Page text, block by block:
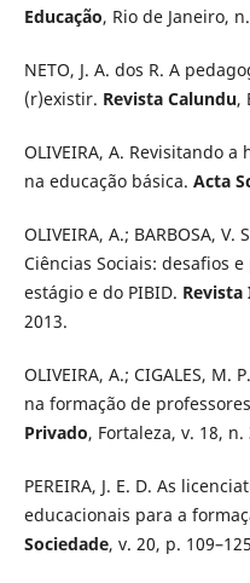
Educação, Rio de Janeiro,
NETO, J. A. dos R. A
(r)existir. Revista Calundu,
OLIVEIRA, A. Revisitando
na educação básica. Acta
OLIVEIRA, A.; BARBOSA,
Ciências Sociais: desafios
estágio e do PIBID.
2013.
OLIVEIRA, A.; CIGALES,
na formação de
Privado, Fortaleza, v. 18,
PEREIRA, J. E. D. As
educacionais para a
Sociedade, v. 20, p.